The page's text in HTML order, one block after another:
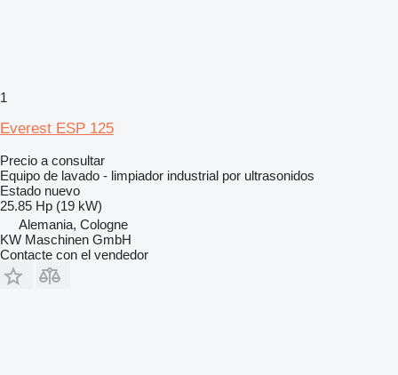
1
Everest ESP 125
Precio a consultar
Equipo de lavado - limpiador industrial por ultrasonidos
Estado nuevo
25.85 Hp (19 kW)
Alemania, Cologne
KW Maschinen GmbH
Contacte con el vendedor